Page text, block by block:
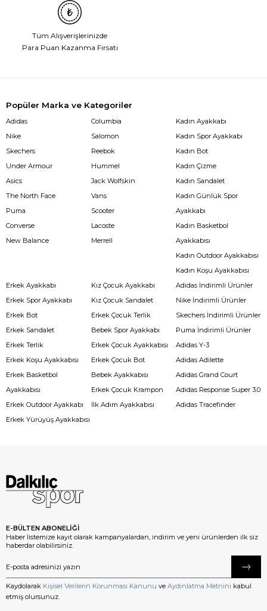
Tüm Alışverişlerinizde
Para Puan Kazanma Fırsatı
Popüler Marka ve Kategoriler
Adidas
Nike
Skechers
Under Armour
Asics
The North Face
Puma
Converse
New Balance
Columbia
Salomon
Reebok
Hummel
Jack Wolfskin
Vans
Scooter
Lacoste
Merrell
Kadın Ayakkabı
Kadın Spor Ayakkabı
Kadın Bot
Kadın Çizme
Kadın Sandalet
Kadın Günlük Spor
Ayakkabı
Kadın Basketbol
Ayakkabısı
Kadın Outdoor Ayakkabısı
Kadın Koşu Ayakkabısı
Erkek Ayakkabı
Erkek Spor Ayakkabı
Erkek Bot
Erkek Sandalet
Erkek Terlik
Erkek Koşu Ayakkabısı
Erkek Basketbol
Ayakkabısı
Erkek Outdoor Ayakkabı
Erkek Yürüyüş Ayakkabısı
Kız Çocuk Ayakkabı
Kız Çocuk Sandalet
Erkek Çocuk Terlik
Bebek Spor Ayakkabı
Erkek Çocuk Ayakkabısı
Erkek Çocuk Bot
Bebek Ayakkabısı
Erkek Çocuk Krampon
İlk Adım Ayakkabısı
Adidas İndirimli Ürünler
Nike İndirimli Ürünler
Skechers İndirimli Ürünler
Puma İndirimli Ürünler
Adidas Y-3
Adidas Adilette
Adidas Grand Court
Adidas Response Super 3.0
Adidas Tracefinder
E-BÜLTEN ABONELİĞİ
Haber listemize kayıt olarak kampanyalardan, indirim ve yeni ürünlerden ilk siz
haberdar olabilirsiniz.
Kaydolarak Kişisel Verilerin Korunması Kanunu ve Aydınlatma Metnini kabul
etmiş olursunuz.